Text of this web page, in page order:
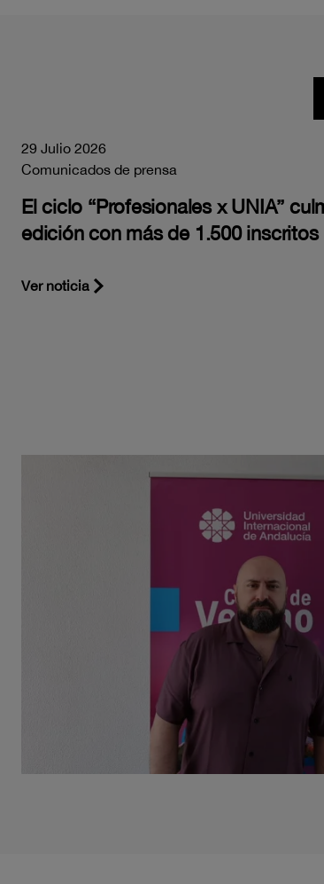
29 Julio 2026
Comunicados de prensa
El ciclo “Profesionales x UNIA”
edición con más de 1.500 inscritos
Ver noticia